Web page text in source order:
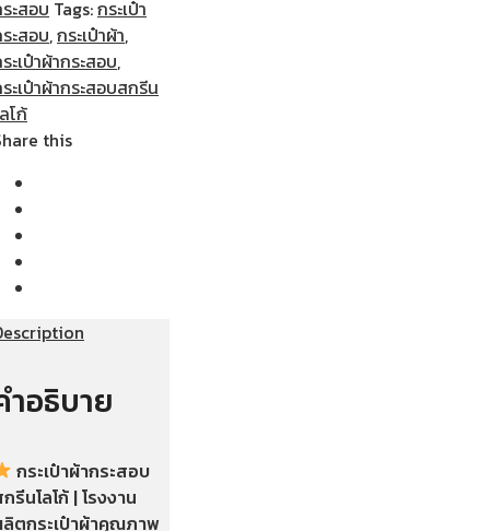
ะสอบ Tags:กระเป๋า
ะสอบ,กระเป๋าผ้า,
ะเป๋าผ้ากระสอบ,
ะเป๋าผ้ากระสอบสกรีน
โก้
this
ำอธิบาย
กระเป๋าผ้ากระสอบ
รีนโลโก้ | โรงงาน
ตกระเป๋าผ้าคุณภาพ